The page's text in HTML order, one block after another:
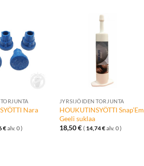
Lisää
toivelistalle
Nara
€alv. 0 )
JYRSIJÖIDEN TORJUNTA
HOUKUTINSYÖTTI Snap’Em
Geeli suklaa
18,50€ ( 14,74€alv. 0 )